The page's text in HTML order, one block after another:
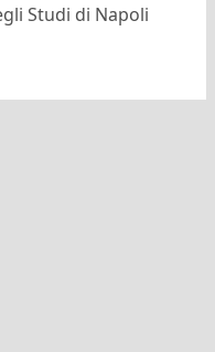
Studi di Napoli